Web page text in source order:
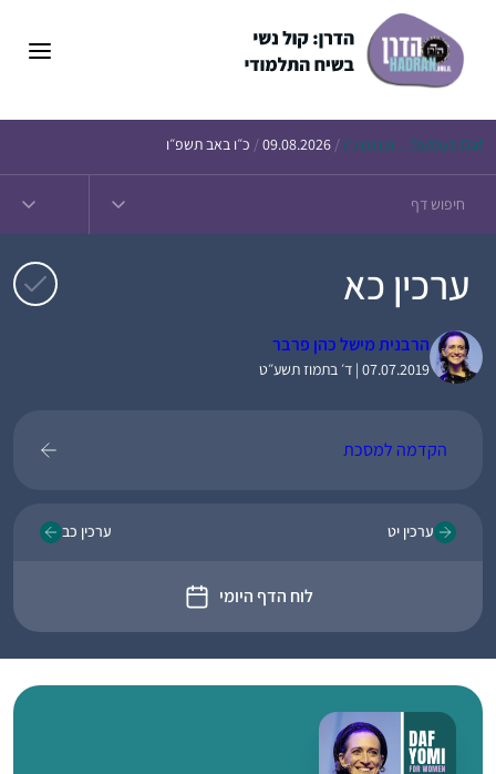
Today’s Daf – זבחים נ״ו /
09.08.2026
/ כ״ו באב תשפ״ו
ערכין כא
הרבנית מישל כהן פרבר
07.07.2019 | ד׳ בתמוז תשע״ט
הקדמה למסכת
ערכין יט
לוח הדף היומי
ערכין כב